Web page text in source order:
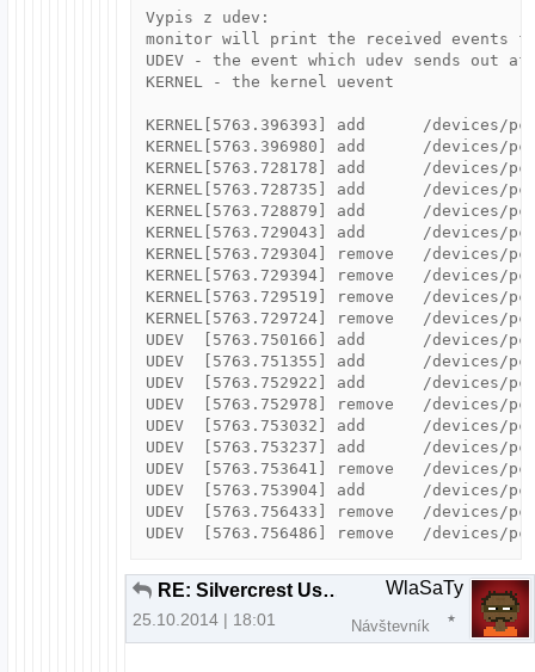
Vypis z udev:
monitor will print the received events
UDEV - the event which udev sends out
KERNEL - the kernel uevent
KERNEL[5763.396393] add      /devices/
KERNEL[5763.396980] add      /devices/
KERNEL[5763.728178] add      /devices/
KERNEL[5763.728735] add      /devices/
KERNEL[5763.728879] add      /devices/
KERNEL[5763.729043] add      /devices/
KERNEL[5763.729304] remove   /devices/
KERNEL[5763.729394] remove   /devices/
KERNEL[5763.729519] remove   /devices/
KERNEL[5763.729724] remove   /
UDEV  [5763.750166] add      /devices/
UDEV  [5763.751355] add      /devices/
UDEV  [5763.752922] add      /devices/
UDEV  [5763.752978] remove   /devices/
UDEV  [5763.753032] add      /devices/
UDEV  [5763.753237] add      /devices/
UDEV  [5763.753641] remove   /devices/
UDEV  [5763.753904] add      /devices/
UDEV  [5763.756433] remove   /devices/
RE: Silvercrest Usb Video Grabber VG 2010
25.10.2014 | 18:01
WlaSaTy
Návštevník